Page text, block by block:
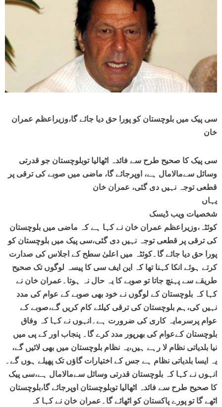
سی پیک میں بلوچستان کو پورا حق دیا جائے گا،وزیراعظم عمران
خان
سی پیک کا صحیح طرح سے فائدہ اٹھالیا توبلوچستان جو قدرتی
وسائل سےمالامال ہے، اوپرجائے گا، ماضی میں صوبے کی ترقی پر
قطعی توجہ نہیں دی گئی، عمران خان
یہاں
شخصیات ویب ڈیسک
کوئٹہ،وزیراعظم عمران خان نے کہا ہے کہ ماضی میں بلوچستان
کی ترقی پر قطعی توجہ نہیں دی گئی،سی پیک میں بلوچستان کو
پورا حق دیا جائے گا۔کوئٹہ میں اعلیٰ سطح کے اجلاس کی صدارت
کرتے ہوئے انکا کہنا تھا کہ این ایف سی کا پیسہ لوگوں تک صحیح
طریقے سے پہنچ جاتا تو صوبے کا یہ حال نہ ہوتا۔عمران خان نے
کہا کہ بلوچستان کے لوگوں نے خود بھی صوبے کے عوام کی مدد
نہیں کی،ہم بلوچستان کی ترقی کیلئے کام کریں گے،صوبے کے
عوام پرسرمایہ کاری کی ضرورت ہے۔انہوں نے کہا کہ وفاق
بلوچستان کےعوام کی بھرپور مدد کرے گا۔ پنجاب اور کے پی میں
نیا بلدیاتی نظام لا رہے ہیں،یہ نظام بلوچستان میں بھی لائیں گے،
یہ ایسا بلدیاتی نظام ہے جس کے اختیارات گاؤں تک پھیلے ہوں گے۔
انہوں نے کہا کہ بلوچستان قدرتی وسائل سےمالامال ہے،سی پیک
کا صحیح طرح سے فائدہ اٹھالیا توبلوچستان اوپرجائے گا،بلوچستان
اٹھے گا تو پورے پاکستان کو اٹھائے گا۔عمران خان نے کہا کہ